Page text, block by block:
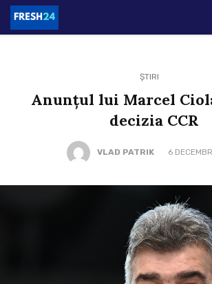
ȘTIRI
Anunțul lui Marcel
decizia CCR
VLAD PATRIK 6